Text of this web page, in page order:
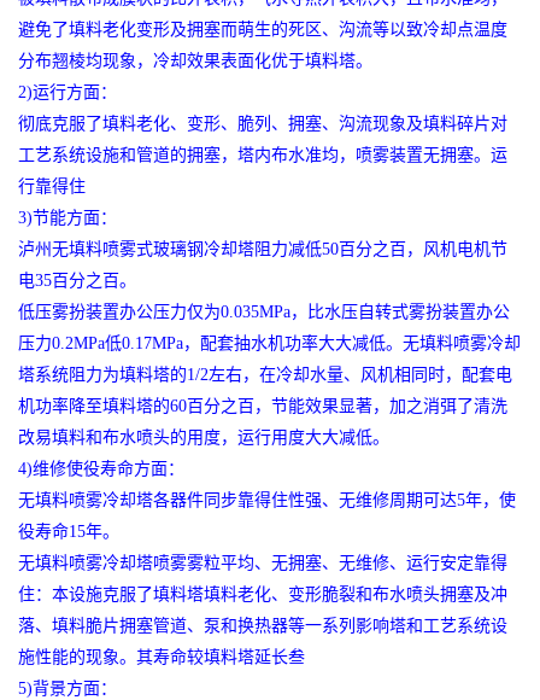
避免了填料老化变形及拥塞而萌生的死区、沟流等以致冷却点温度
分布翘棱均现象，冷却效果表面化优于填料塔。
2)运行方面：
彻底克服了填料老化、变形、脆列、拥塞、沟流现象及填料碎片对
工艺系统设施和管道的拥塞，塔内布水准均，喷雾装置无拥塞。运
行靠得住
3)节能方面：
泸州无填料喷雾式玻璃钢冷却塔阻力减低50百分之百，风机电机节
电35百分之百。
低压雾扮装置办公压力仅为0.035MPa，比水压自转式雾扮装置办公
压力0.2MPa低0.17MPa，配套抽水机功率大大减低。无填料喷雾冷却
塔系统阻力为填料塔的1/2左右，在冷却水量、风机相同时，配套电
机功率降至填料塔的60百分之百，节能效果显著，加之消弭了清洗
改易填料和布水喷头的用度，运行用度大大减低。
4)维修使役寿命方面：
无填料喷雾冷却塔各器件同步靠得住性强、无维修周期可达5年，使
役寿命15年。
无填料喷雾冷却塔喷雾雾粒平均、无拥塞、无维修、运行安定靠得
住：本设施克服了填料塔填料老化、变形脆裂和布水喷头拥塞及冲
落、填料脆片拥塞管道、泵和换热器等一系列影响塔和工艺系统设
施性能的现象。其寿命较填料塔延长叁
5)背景方面：